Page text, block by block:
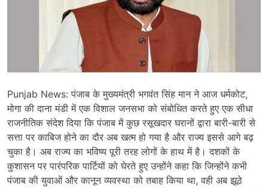
Punjab News: पंजाब के मुख्यमंत्री भगवंत सिंह मान ने आज धर्मकोट,
मोगा की दाना मंडी में एक विशाल जनसभा को संबोधित करते हुए एक सीधा
राजनीतिक संदेश दिया कि पंजाब में कुछ रसूखदार घरानों द्वारा बारी-बारी से
सत्ता पर काबिज होने का दौर अब खत्म हो गया है और राज्य इससे आगे बढ़
चुका है। अब राज्य का भविष्य पूरी तरह लोगों के हाथ में है। दशकों के
कुशासन पर पारंपरिक पार्टियों को घेरते हुए उन्होंने कहा कि जिन्होंने कभी
पंजाब की युवाओं और कानून व्यवस्था को तबाह किया था, वही अब झूठे